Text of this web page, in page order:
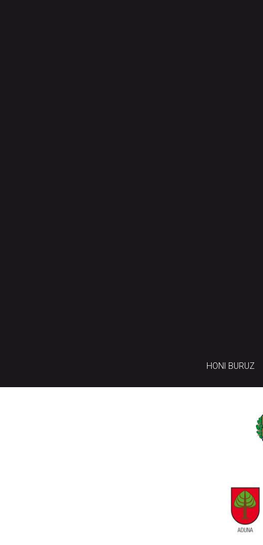
HONI BURUZ